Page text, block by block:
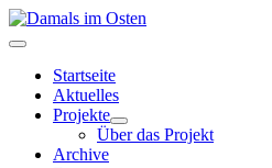
Startseite
Aktuelles
Projekte
Über das Projekt
Archive